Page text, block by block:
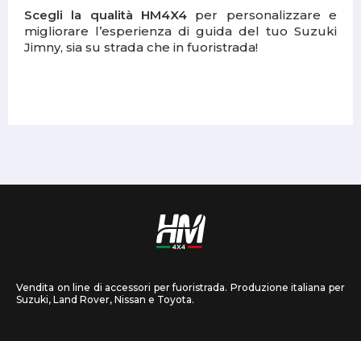
Scegli la qualità HM4X4 per personalizzare e
migliorare l’esperienza di guida del tuo Suzuki
Jimny, sia su strada che in fuoristrada!
Vendita on line di accessori per fuoristrada. Produzione italiana per
Suzuki, Land Rover, Nissan e Toyota.